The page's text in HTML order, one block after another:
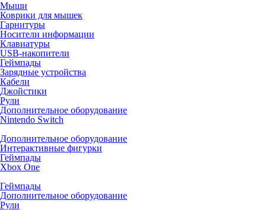
Мыши
Коврики для мышек
Гарнитуры
Носители информации
Клавиатуры
USB-накопители
Геймпады
Зарядные устройства
Кабели
Джойстики
Рули
Дополнительное оборудование
Nintendo Switch
Дополнительное оборудование
Интерактивные фигурки
Геймпады
Xbox One
Геймпады
Дополнительное оборудование
Рули